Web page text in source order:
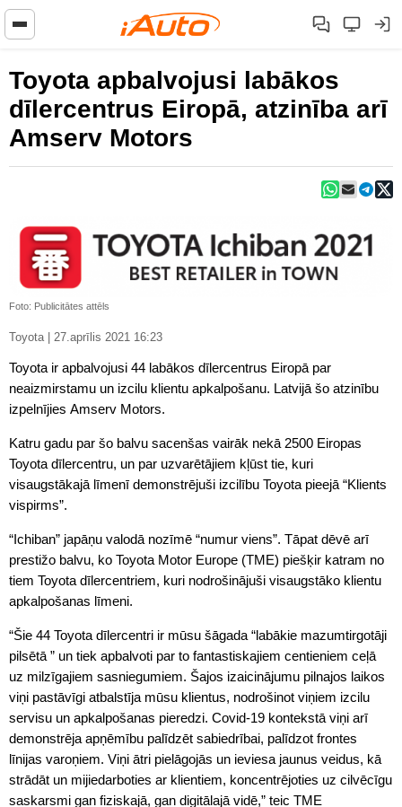
Toyota apbalvojusi labākos
dīlercentrus Eiropā, atzinība arī
Amserv Motors
Foto: Publicitātes attēls
Toyota | 27.aprīlis 2021 16:23
Toyota ir apbalvojusi 44 labākos dīlercentrus Eiropā par
neaizmirstamu un izcilu klientu apkalpošanu. Latvijā šo atzinību
izpelnījies Amserv Motors.
Katru gadu par šo balvu sacenšas vairāk nekā 2500 Eiropas
Toyota dīlercentru, un par uzvarētājiem kļūst tie, kuri
visaugstākajā līmenī demonstrējuši izcilību Toyota pieejā “Klients
vispirms”.
“Ichiban” japāņu valodā nozīmē “numur viens”. Tāpat dēvē arī
prestižo balvu, ko Toyota Motor Europe (TME) piešķir katram no
tiem Toyota dīlercentriem, kuri nodrošinājuši visaugstāko klientu
apkalpošanas līmeni.
“Šie 44 Toyota dīlercentri ir mūsu šāgada “labākie mazumtirgotāji
pilsētā ” un tiek apbalvoti par to fantastiskajiem centieniem ceļā
uz milzīgajiem sasniegumiem. Šajos izaicinājumu pilnajos laikos
viņi pastāvīgi atbalstīja mūsu klientus, nodrošinot viņiem izcilu
servisu un apkalpošanas pieredzi. Covid-19 kontekstā viņi arī
demonstrēja apņēmību palīdzēt sabiedrībai, palīdzot frontes
līnijas varoņiem. Viņi ātri pielāgojās un ieviesa jaunus veidus, kā
strādāt un mijiedarboties ar klientiem, koncentrējoties uz cilvēcīgu
saskarsmi gan fiziskajā, gan digitālajā vidē,” teic TME